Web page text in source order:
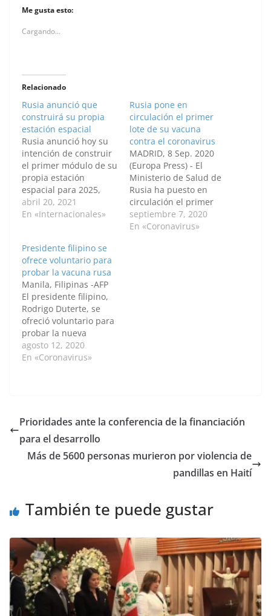
Me gusta esto:
Cargando...
Relacionado
Rusia anunció que
construirá su propia
estación espacial
Rusia anunció hoy su
intención de construir
el primer módulo de su
propia estación
espacial para 2025,
después de que el
gobierno sugiriera que
Internacional (ISS, por
sus siglas en inglés).
"El primer módulo
básico para la nueva
estación orbital rusa ya
está en construcción",
…
abril 20, 2021
En «Internacionales»
Rusia pone en
circulación el primer
lote de su vacuna
contra el coronavirus
MADRID, 8 Sep. 2020
(Europa Press) - El
Ministerio de Salud de
Rusia ha puesto en
circulación el primer
lote de la vacuna
contra la COVID-19
septiembre 7, 2020
En «Coronavirus»
Presidente filipino se
ofrece voluntario para
probar la vacuna rusa
Manila, Filipinas -AFP
El presidente filipino,
Rodrigo Duterte, se
ofreció voluntario para
probar la nueva
vacuna rusa contra el
coronavirus, anunció el
esfuerzos desplegados
fin a la pandemia.
"Creo que la vacuna
agosto 12, 2020
En «Coronavirus»
Prioridades ante la conferencia de la financiación
para el desarrollo
Más de 5600 personas murieron por violencia de
pandillas en Haití
También te puede gustar